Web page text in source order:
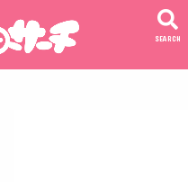
SEARCH